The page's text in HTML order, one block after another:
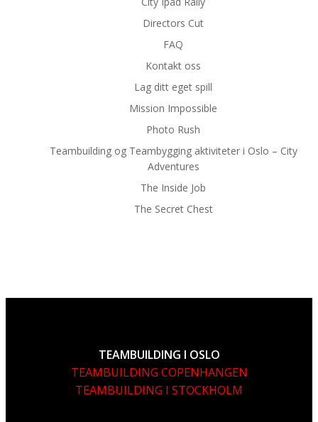
Directors Cut
FAQ
Kontakt oss
Lag ditt eget spill
Mission Impossible
Photo Rush
Teambuilding og Teambygging aktiviteter i Oslo – City
Adventures
The Inside Job
The Secret Chest
TEAMBUILDING I OSLO
TEAMBUILDING COPENHANGEN
TEAMBUILDING I STOCKHOLM